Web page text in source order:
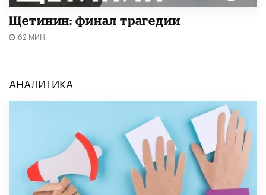
Щетинин: финал трагедии
62 МИН.
АНАЛИТИКА